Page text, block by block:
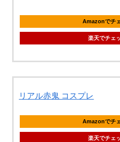
Amazonでチ
楽天でチェ
リアル赤鬼 コスプレ
Amazonでチ
楽天でチェ